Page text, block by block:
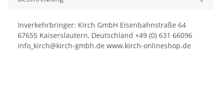
Inverkehrbringer: Kirch GmbH Eisenbahnstraße 64
67655 Kaiserslautern, Deutschland +49 (0) 631 66096
info_kirch@kirch-gmbh.de www.kirch-onlineshop.de